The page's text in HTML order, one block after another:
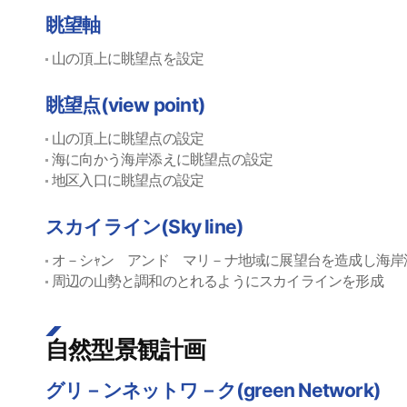
眺望軸
山の頂上に眺望点を設定
眺望点(view point)
山の頂上に眺望点の設定
海に向かう海岸添えに眺望点の設定
地区入口に眺望点の設定
スカイライン(Sky line)
オ－シｬン アンド マリ－ナ地域に展望台を造成し海岸
周辺の山勢と調和のとれるようにスカイラインを形成
自然型景観計画
グリ－ンネットワ－ク(green Network)